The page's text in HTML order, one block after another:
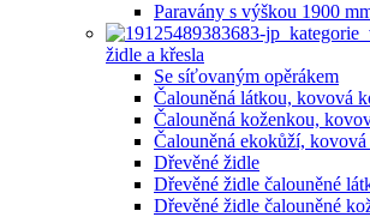
Paravány s výškou 1900
židle a křesla
Se síťovaným opěrákem
Čalouněná látkou, kovová
Čalouněná koženkou,
Čalouněná ekokůží, kovová
Dřevěné židle
Dřevěné židle čalouněné
Dřevěné židle čalouněné